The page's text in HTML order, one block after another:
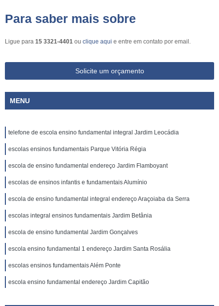
Para saber mais sobre
Ligue para 15 3321-4401 ou clique aqui e entre em contato por email.
Solicite um orçamento
MENU
telefone de escola ensino fundamental integral Jardim Leocádia
escolas ensinos fundamentais Parque Vitória Régia
escola de ensino fundamental endereço Jardim Flamboyant
escolas de ensinos infantis e fundamentais Alumínio
escola de ensino fundamental integral endereço Araçoiaba da Serra
escolas integral ensinos fundamentais Jardim Betânia
escola de ensino fundamental Jardim Gonçalves
escola ensino fundamental 1 endereço Jardim Santa Rosália
escolas ensinos fundamentais Além Ponte
escola ensino fundamental endereço Jardim Capitão